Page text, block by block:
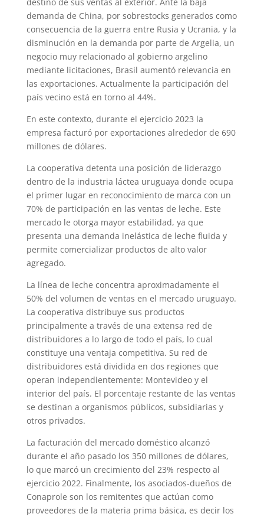
demanda de China, por sobrestocks generados como
consecuencia de la guerra entre Rusia y Ucrania, y la
disminución en la demanda por parte de Argelia, un
negocio muy relacionado al gobierno argelino
mediante licitaciones, Brasil aumentó relevancia en
las exportaciones. Actualmente la participación del
país vecino está en torno al 44%.
En este contexto, durante el ejercicio 2023 la
empresa facturó por exportaciones alrededor de 690
millones de dólares.
La cooperativa detenta una posición de liderazgo
dentro de la industria láctea uruguaya donde ocupa
el primer lugar en reconocimiento de marca con un
70% de participación en las ventas de leche. Este
mercado le otorga mayor estabilidad, ya que
presenta una demanda inelástica de leche fluida y
permite comercializar productos de alto valor
agregado.
La línea de leche concentra aproximadamente el
50% del volumen de ventas en el mercado uruguayo.
La cooperativa distribuye sus productos
principalmente a través de una extensa red de
distribuidores a lo largo de todo el país, lo cual
constituye una ventaja competitiva. Su red de
distribuidores está dividida en dos regiones que
operan independientemente: Montevideo y el
interior del país. El porcentaje restante de las ventas
se destinan a organismos públicos, subsidiarias y
otros privados.
La facturación del mercado doméstico alcanzó
durante el año pasado los 350 millones de dólares,
lo que marcó un crecimiento del 23% respecto al
ejercicio 2022. Finalmente, los asociados-dueños de
Conaprole son los remitentes que actúan como
proveedores de la materia prima básica, es decir los